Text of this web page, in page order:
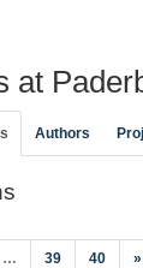
at
Authors
… 39 40 »